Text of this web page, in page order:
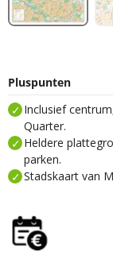
Pluspunten
Inclusief
Quarter.
Heldere
parken.
Stadskaart van